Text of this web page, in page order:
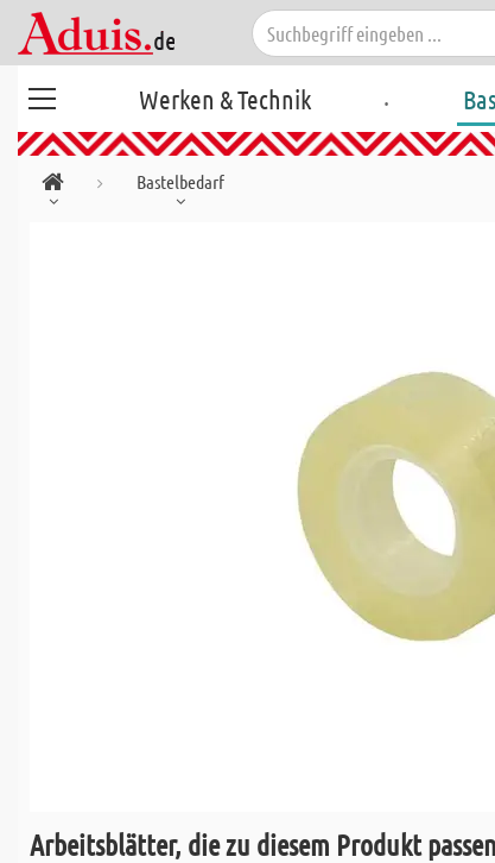
Werken & Technik .
Bastelbedarf
Arbeitsblätter, die zu diesem Produkt passen